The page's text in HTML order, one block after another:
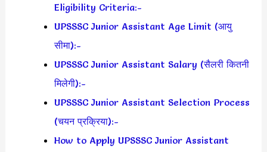
Eligibility Criteria:-
UPSSSC Junior Assistant Age Limit (आयु
सीमा):-
UPSSSC Junior Assistant Salary (सैलरी कितनी
मिलेगी):-
UPSSSC Junior Assistant Selection Process
(चयन प्रक्रिया):-
How to Apply UPSSSC Junior Assistant